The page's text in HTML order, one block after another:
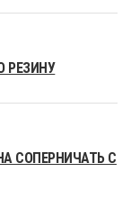
РЕЗИНУ
СОПЕРНИЧАТЬ С